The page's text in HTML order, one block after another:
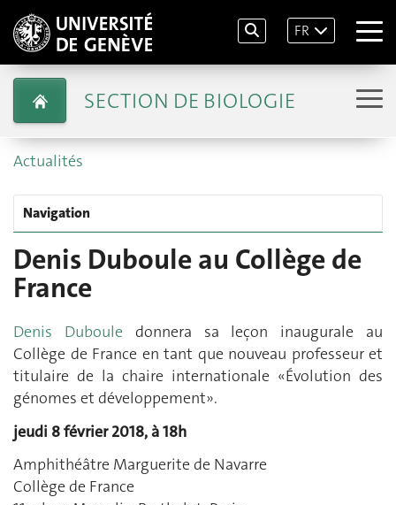
FR
SECTION DE BIOLOGIE
Actualités
Navigation
Denis Duboule au Collège de
France
Denis Duboule donnera sa leçon inaugurale au
Collège de France en tant que nouveau professeur et
titulaire de la chaire internationale «Évolution des
génomes et développement».
jeudi 8 février 2018, à 18h
Amphithéâtre Marguerite de Navarre
Collège de France